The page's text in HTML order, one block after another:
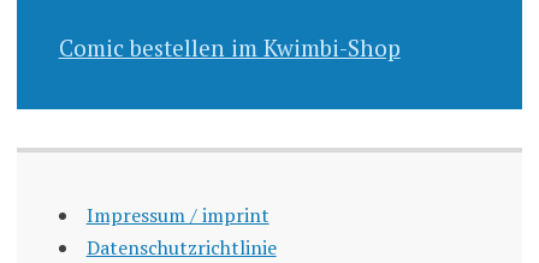
Comic bestellen im Kwimbi-Shop
Impressum / imprint
Datenschutzrichtlinie